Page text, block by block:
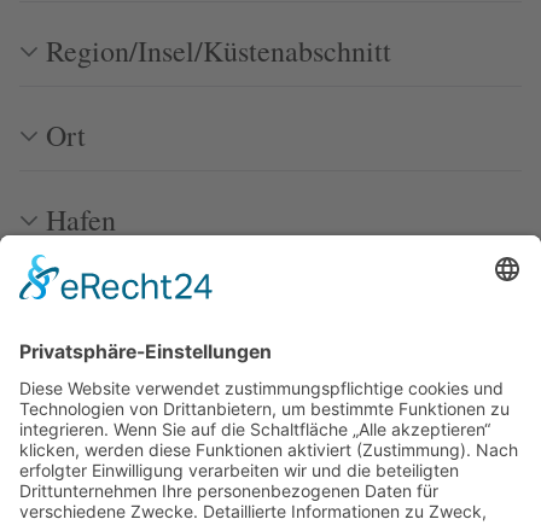
Region/Insel/Küstenabschnitt
Ort
Hafen
Marina
Ankerplatz
so erstellst Du eine neue
Hafenbeschreibung